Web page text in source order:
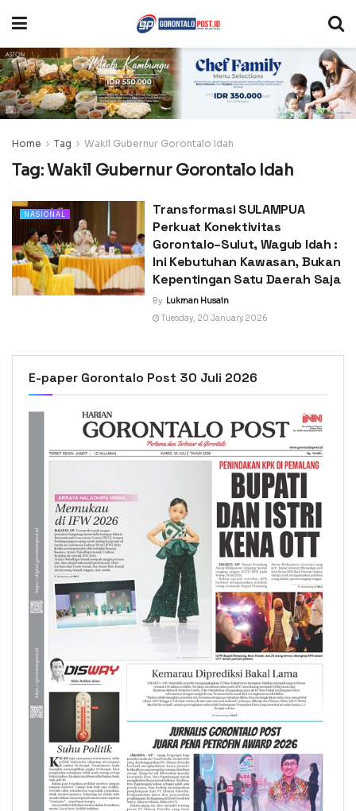
Home Tag Wakil Gubernur Gorontalo Idah
Tag:Wakil Gubernur Gorontalo Idah
NASIONAL
Transformasi SULAMPUA
Perkuat Konektivitas
Gorontalo–Sulut, Wagub Idah :
Ini Kebutuhan Kawasan, Bukan
Kepentingan Satu Daerah Saja
By Lukman Husain
Tuesday, 20 January 2026
E-paper Gorontalo Post 30 Juli 2026